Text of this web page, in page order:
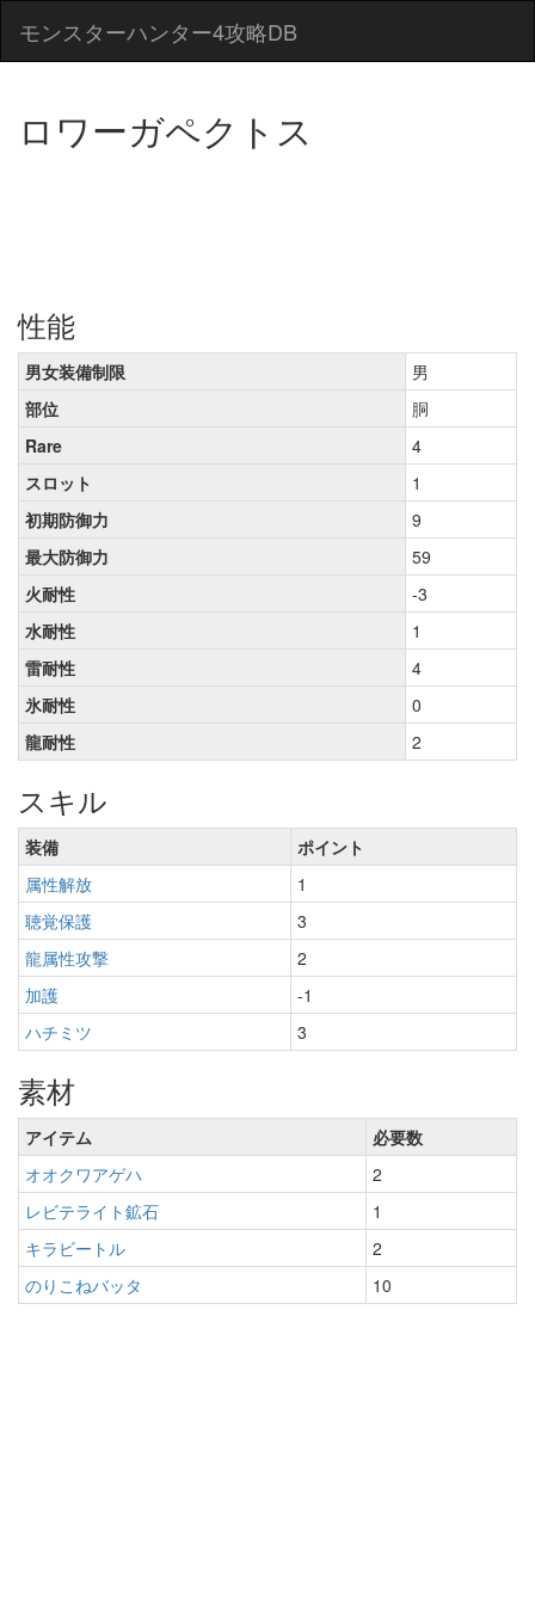
モンスターハンター4攻略DB
ロワーガペクトス
性能
男女装備制限
男
部位
胴
Rare
4
スロット
1
初期防御力
9
最大防御力
59
火耐性
-3
水耐性
1
雷耐性
4
氷耐性
0
龍耐性
2
スキル
装備
ポイント
属性解放
1
聴覚保護
3
龍属性攻撃
2
加護
-1
ハチミツ
3
素材
アイテム
必要数
オオクワアゲハ
2
レビテライト鉱石
1
キラビートル
2
のりこねバッタ
10